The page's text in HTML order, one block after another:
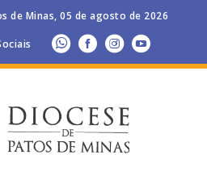
de Minas, 05 de agosto de 2026